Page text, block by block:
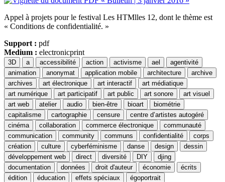
Appel à projets pour le festival Les HTMlles 12, dont le thème est
« Conditions de confidentialité. »
Support : pdf
Medium : electronicprint
3D a accessibilité action activisme ael
agentivité
animation
anonymat application mobile architecture
archive
archives
art électronique art interactif
art médiatique
art numérique
art participatif art public art sonore
art visuel
art web
atelier audio bien-être bioart
biométrie
capitalisme
cartographie censure
centre d’artistes autogéré
cinéma
collaboration commerce électronique
communauté
communication
community communs confidentialité
corps
création
culture cyberféminisme danse design
dessin
développement web
direct diversité DIY
djing
documentation
données droit d'auteur économie
écrits
édition
éducation effets spéciaux
égoportrait